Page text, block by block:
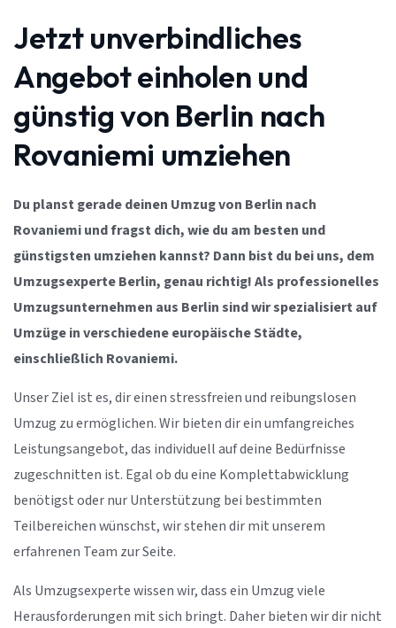
Jetzt unverbindliches
Angebot einholen und
günstig von Berlin nach
Rovaniemi umziehen
Du planst gerade deinen Umzug von Berlin nach
Rovaniemi und fragst dich, wie du am besten und
günstigsten umziehen kannst? Dann bist du bei uns, dem
Umzugsexperte Berlin, genau richtig! Als professionelles
Umzugsunternehmen aus Berlin sind wir spezialisiert auf
Umzüge in verschiedene europäische Städte,
einschließlich Rovaniemi.
Unser Ziel ist es, dir einen stressfreien und reibungslosen
Umzug zu ermöglichen. Wir bieten dir ein umfangreiches
Leistungsangebot, das individuell auf deine Bedürfnisse
zugeschnitten ist. Egal ob du eine Komplettabwicklung
benötigst oder nur Unterstützung bei bestimmten
Teilbereichen wünschst, wir stehen dir mit unserem
erfahrenen Team zur Seite.
Als Umzugsexperte wissen wir, dass ein Umzug viele
Herausforderungen mit sich bringt. Daher bieten wir dir nicht